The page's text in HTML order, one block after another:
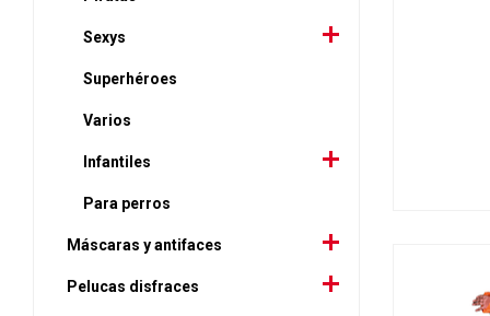
Sexys
Superhéroes
Varios
Infantiles
Para perros
Máscaras y antifaces
Pelucas disfraces